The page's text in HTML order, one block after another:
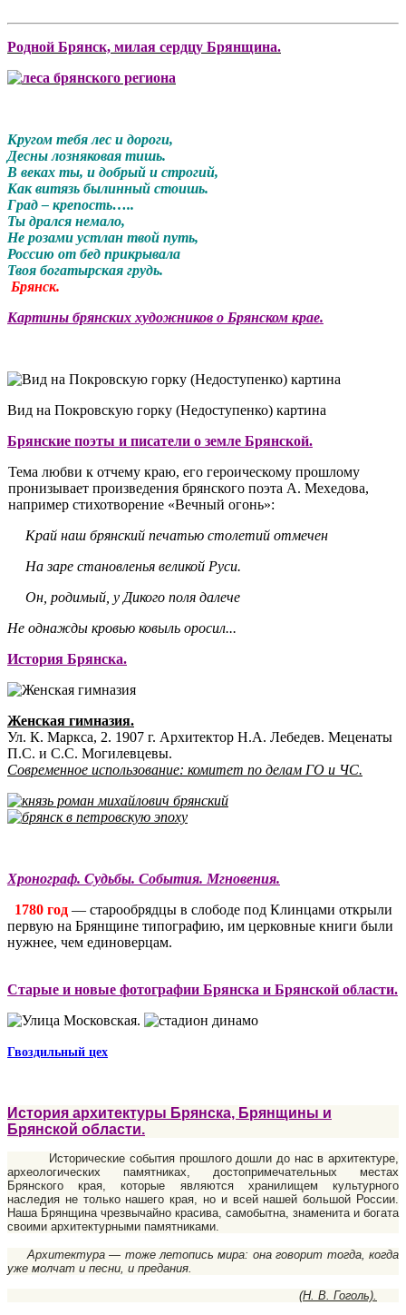
Родной Брянск, милая сердцу Брянщина.
Кругом тебя лес и дороги,
Десны лозняковая тишь.
В веках ты, и добрый и строгий,
Как витязь былинный стоишь.
Град – крепость…..
Ты дрался немало,
Не розами устлан твой путь,
Россию от бед прикрывала
Твоя богатырская грудь.
Брянск.
Картины брянских художников о Брянском крае.
Вид на Покровскую горку (Недоступенко) картина
Брянские поэты и писатели о земле Брянской.
Тема любви к отчему краю, его героическому прошлому
пронизывает произ­ведения брянского поэта А. Мехедова,
например стихотворение «Вечный огонь»:
Край наш брянский печатью столетий отмечен
На заре становленья великой Руси.
Он, родимый, у Дикого поля далече
Не однажды кровью ковыль оросил...
История Брянска.
Женская гимназия.
Ул. К. Маркса, 2. 1907 г. Архитектор Н.А. Лебедев. Меценаты
П.С. и С.С. Могилевцевы.
Современное использование: комитет по делам ГО и ЧС.
Хронограф. Судьбы. События. Мгновения.
1780 год — старообрядцы в слободе под Клинцами открыли
первую на Брянщине типографию, им церковные книги были
нужнее, чем единоверцам.
Старые и новые фотографии Брянска и Брянской области.
Гвоздильный цех
История архитектуры Брянска, Брянщины и
Брянской области.
Исторические события прошлого дошли до нас в архитектуре,
археологических памятниках, достопримечательных местах
Брянского края, которые являются хранилищем культурного
наследия не только нашего края, но и всей нашей большой России.
Наша Брянщина чрезвычайно красива, самобытна, знаменита и богата
своими архитектурными памятниками.
Архитектура — тоже летопись мира: она говорит тогда, когда
уже молчат и песни, и предания.
(Н. В. Гоголь).